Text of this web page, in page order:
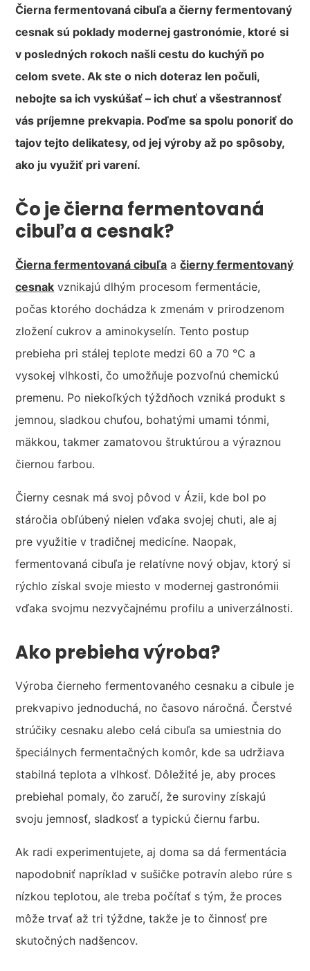
Čierna fermentovaná cibuľa a čierny fermentovaný
cesnak sú poklady modernej gastronómie, ktoré si
v posledných rokoch našli cestu do kuchýň po
celom svete. Ak ste o nich doteraz len počuli,
nebojte sa ich vyskúšať – ich chuť a všestrannosť
vás príjemne prekvapia. Poďme sa spolu ponoriť do
tajov tejto delikatesy, od jej výroby až po spôsoby,
ako ju využiť pri varení.
Čo je čierna fermentovaná
cibuľa a cesnak?
Čierna fermentovaná cibuľa ačierny fermentovaný
cesnak vznikajú dlhým procesom fermentácie,
počas ktorého dochádza k zmenám v prirodzenom
zložení cukrov a aminokyselín. Tento postup
prebieha pri stálej teplote medzi 60 a 70 °C a
vysokej vlhkosti, čo umožňuje pozvoľnú chemickú
premenu. Po niekoľkých týždňoch vzniká produkt s
jemnou, sladkou chuťou, bohatými umami tónmi,
mäkkou, takmer zamatovou štruktúrou a výraznou
čiernou farbou.
Čierny cesnak má svoj pôvod v Ázii, kde bol po
stáročia obľúbený nielen vďaka svojej chuti, ale aj
pre využitie v tradičnej medicíne. Naopak,
fermentovaná cibuľa je relatívne nový objav, ktorý si
rýchlo získal svoje miesto v modernej gastronómii
vďaka svojmu nezvyčajnému profilu a univerzálnosti.
Ako prebieha výroba?
Výroba čierneho fermentovaného cesnaku a cibule je
prekvapivo jednoduchá, no časovo náročná. Čerstvé
strúčiky cesnaku alebo celá cibuľa sa umiestnia do
špeciálnych fermentačných komôr, kde sa udržiava
stabilná teplota a vlhkosť. Dôležité je, aby proces
prebiehal pomaly, čo zaručí, že suroviny získajú
svoju jemnosť, sladkosť a typickú čiernu farbu.
Ak radi experimentujete, aj doma sa dá fermentácia
napodobniť napríklad v sušičke potravín alebo rúre s
nízkou teplotou, ale treba počítať s tým, že proces
môže trvať až tri týždne, takže je to činnosť pre
skutočných nadšencov.